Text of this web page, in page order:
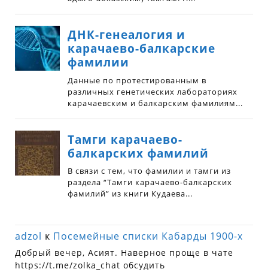
adzol к Посемейные списки Кабарды 1900-х
Добрый вечер, Асият. Наверное проще в чате
https://t.me/zolka_chat обсудить